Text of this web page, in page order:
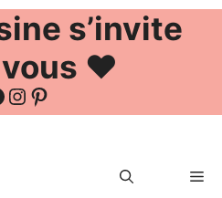
s’invite
❤️
Instagram
Pinterest